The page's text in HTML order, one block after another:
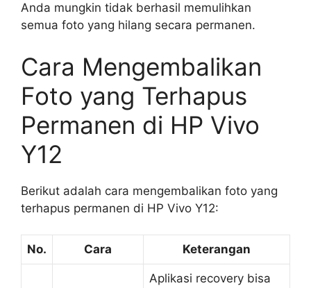
Anda mungkin tidak berhasil memulihkan
semua foto yang hilang secara permanen.
Cara Mengembalikan
Foto yang Terhapus
Permanen di HP Vivo
Y12
Berikut adalah cara mengembalikan foto yang
terhapus permanen di HP Vivo Y12:
No. Cara Keterangan
Aplikasi recovery bisa